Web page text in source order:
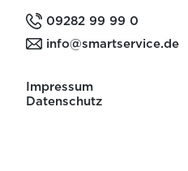
09282 99 99 0
info@smartservice.de
Impressum
Datenschutz